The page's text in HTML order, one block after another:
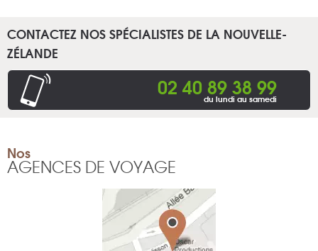
CONTACTEZ NOS SPÉCIALISTES DE LA NOUVELLE-
ZÉLANDE
02 40 89 38 99
du lundi au samedi
Nos
AGENCES DE VOYAGE